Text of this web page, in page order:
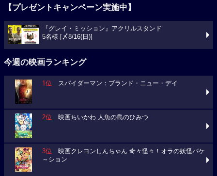
【プレゼントキャンペーン実施中】
『グレイ・ミッション』アクリルスタンド
5名様 [〆8/16(日)]
今週の映画ランキング
1位 スパイダーマン：ブランド・ニュー・デイ
2位 映画ちいかわ 人魚の島のひみつ
3位 映画クレヨンしんちゃん 奇々怪々！オラの妖怪バケ
～ション